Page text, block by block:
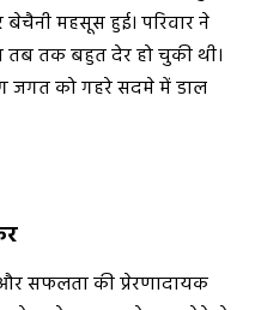
महसूस हुई। परिवार ने
तब तक बहुत देर हो चुकी थी।
जगत को गहरे सदमे में डाल
सफलता की प्रेरणादायक